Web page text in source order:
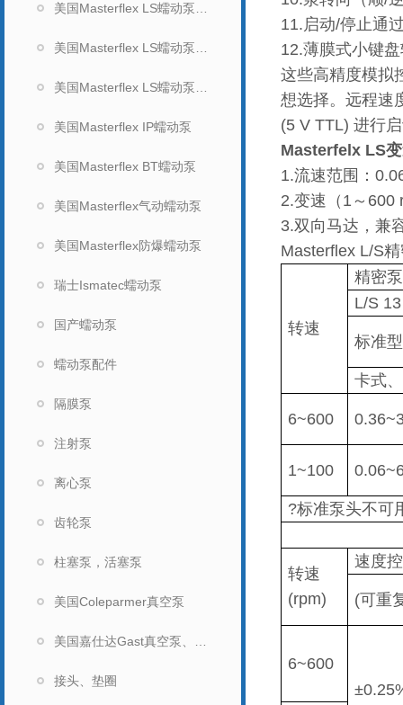
美国Masterflex IP蠕动泵
美国Masterflex BT蠕动泵
美国Masterflex气动蠕动泵
美国Masterflex防爆蠕动泵
瑞士Ismatec蠕动泵
国产蠕动泵
蠕动泵配件
隔膜泵
注射泵
离心泵
齿轮泵
柱塞泵，活塞泵
美国Coleparmer真空泵
接头、垫圈
11.启动/停止通
12.薄膜式小键
这些高精度模拟
想选择。远程速
(5 V TTL) 进行
Masterfelx LS
1.流速范围：
2.变速（1～600
3.双向马达，兼
Masterflex L/S
转速
精密
L/S 13
标准
卡式
6~600
1~100
?标准泵头不可
转速
(rpm)
速度
(可重
6~600